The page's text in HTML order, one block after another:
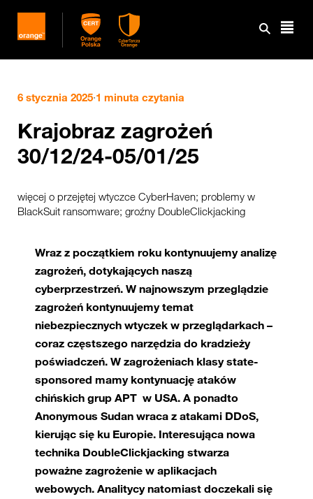
6 stycznia 2025·1 minuta czytania
Krajobraz zagrożeń
30/12/24-05/01/25
więcej o przejętej wtyczce CyberHaven; problemy w
BlackSuit ransomware; groźny DoubleClickjacking
Wraz z początkiem roku kontynuujemy analizę
zagrożeń, dotykających naszą
cyberprzestrzeń. W najnowszym przeglądzie
zagrożeń kontynuujemy temat
niebezpiecznych wtyczek w przeglądarkach –
coraz częstszego narzędzia do kradzieży
poświadczeń. W zagrożeniach klasy state-
sponsored mamy kontynuację ataków
chińskich grup APT w USA. A ponadto
Anonymous Sudan wraca z atakami DDoS,
kierując się ku Europie. Interesująca nowa
technika DoubleClickjacking stwarza
poważne zagrożenie w aplikacjach
webowych. Analitycy natomiast doczekali się